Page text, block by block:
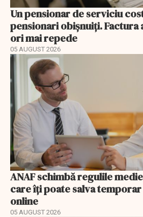
Un pensionar de serviciu
pensionari obișnuiți. Factura
ori mai repede
05 AUGUST 2026
ANAF schimbă regulile
care îți poate salva
online
05 AUGUST 2026